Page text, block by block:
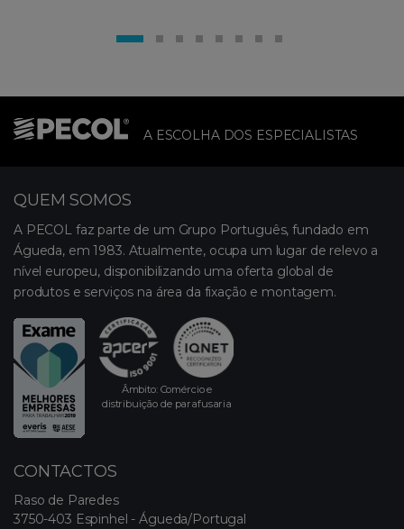
A ESCOLHA DOS ESPECIALISTAS
QUEM SOMOS
A PECOL faz parte de um Grupo Português, fundado em
Águeda, em 1983. Atualmente, ocupa um lugar de relevo a
nível europeu, disponibilizando uma oferta global de
produtos e serviços na área da fixação e montagem.
Âmbito: Comércio e
distribuição de parafusaria
CONTACTOS
Raso de Paredes
3750-403 Espinhel - Águeda/Portugal